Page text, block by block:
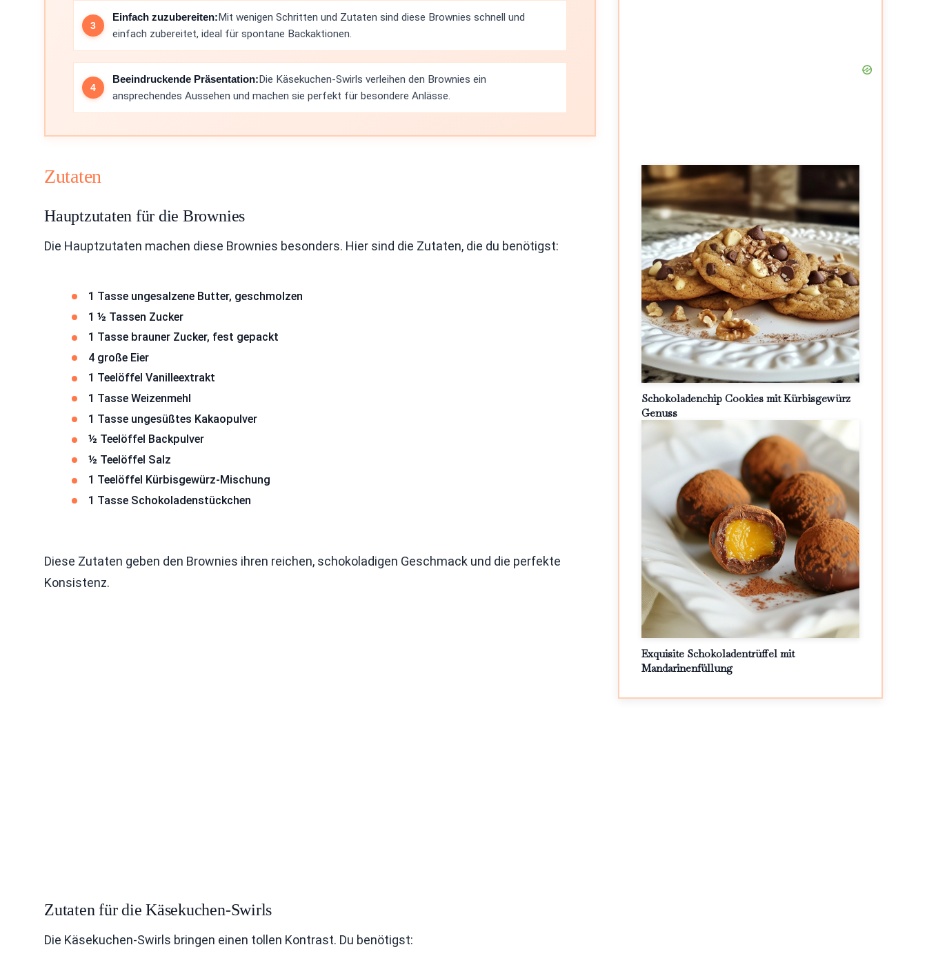
Einfach zuzubereiten:Mit wenigen Schritten und Zutaten sind diese Brownies schnell und
einfach zubereitet, ideal für spontane Backaktionen.
Beeindruckende Präsentation:Die Käsekuchen-Swirls verleihen den Brownies ein
ansprechendes Aussehen und machen sie perfekt für besondere Anlässe.
Zutaten
Hauptzutaten für die Brownies
Die Hauptzutaten machen diese Brownies besonders. Hier sind die Zutaten, die du benötigst:
1 Tasse ungesalzene Butter, geschmolzen
1 ½ Tassen Zucker
1 Tasse brauner Zucker, fest gepackt
4 große Eier
1 Teelöffel Vanilleextrakt
1 Tasse Weizenmehl
1 Tasse ungesüßtes Kakaopulver
½ Teelöffel Backpulver
½ Teelöffel Salz
1 Teelöffel Kürbisgewürz-Mischung
1 Tasse Schokoladenstückchen
Diese Zutaten geben den Brownies ihren reichen, schokoladigen Geschmack und die perfekte
Konsistenz.
Zutaten für die Käsekuchen-Swirls
Die Käsekuchen-Swirls bringen einen tollen Kontrast. Du benötigst:
Schokoladenchip Cookies mit Kürbisgewürz
Genuss
Exquisite Schokoladentrüffel mit
Mandarinenfüllung